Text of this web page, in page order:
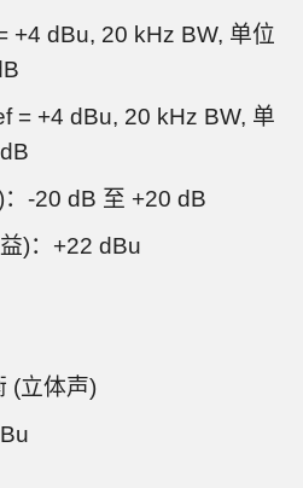
+4 dBu, 20 kHz BW, 单位
= +4 dBu, 20 kHz BW, 单
-20 dB 至 +20 dB
)：+22 dBu
(立体声)